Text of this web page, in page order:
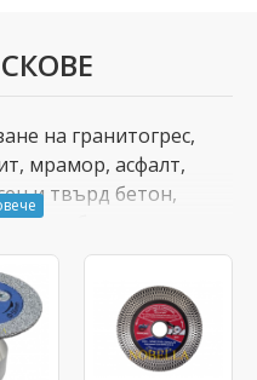
на гранитогрес,
мрамор, асфалт,
и твърд бетон,
бетонови тухли,
се предлагат в
височина на